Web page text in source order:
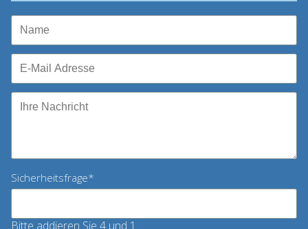
Pflichtfeld
Sicherheitsfrage*
Bitte addieren Sie 4 und 1.